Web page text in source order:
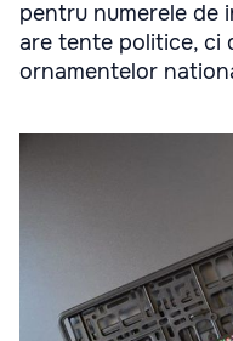
pentru numerele de
are tente politice, ci
ornamentelor